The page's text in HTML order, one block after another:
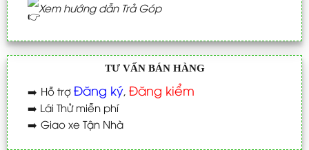
Xem hướng dẫn Trả Góp
TƯ VẤN BÁN HÀNG
➡️ Hỗ trợ Đăng ký, Đăng kiểm
➡️ Lái Thử miễn phí
➡️ Giao xe Tận Nhà